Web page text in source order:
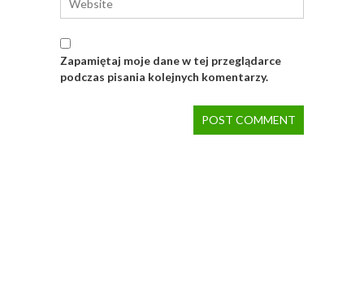
Zapamiętaj moje dane w tej przeglądarce
podczas pisania kolejnych komentarzy.